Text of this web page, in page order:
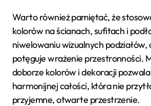
Warto również pamiętać, że
kolorów na ścianach, sufitach i
niwelowaniu wizualnych
potęguje wrażenie przestronności.
doborze kolorów i dekoracji
harmonijnej całości, która nie
przyjemne, otwarte przestrzenie.